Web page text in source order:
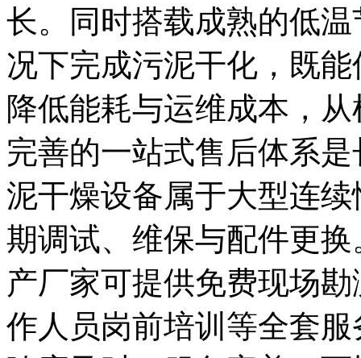
长。同时搭载成熟的低
况下完成污泥干化，既
降低能耗与运维成本，
完善的一站式售后体系
泥干燥设备属于大型连
期调试、维保与配件更
产厂家可提供免费现场
作人员岗前培训等全套